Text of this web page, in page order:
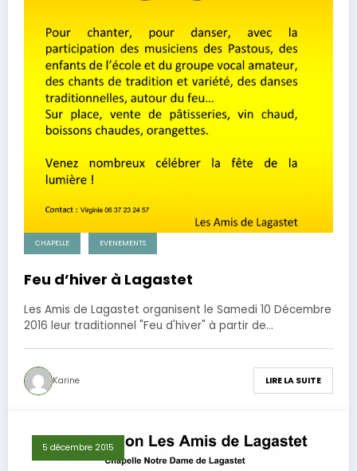
CHAPELLE EVENEMENTS
Feu d’hiver à Lagastet
Les Amis de Lagastet organisent le Samedi 10 Décembre
2016 leur traditionnel "Feu d'hiver" à partir de…
Karine LIRE LA SUITE
5 décembre 2015